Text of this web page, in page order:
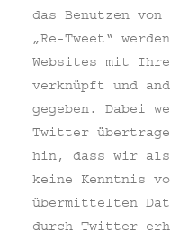
das Benutzen
„Re-Tweet“
Websites mit
verknüpft und
gegeben. Dabei
Twitter
hin, dass wir
keine Kenntnis
übermittelten
durch Twitter